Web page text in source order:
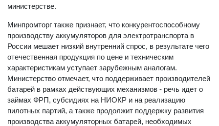
министерстве.
Минпромторг также признает, что конкурентоспособному
производству аккумуляторов для электротранспорта в
России мешает низкий внутренний спрос, в результате чего
отечественная продукция по цене и техническим
характеристикам уступает зарубежным аналогам.
Министерство отмечает, что поддерживает производителей
батарей в рамках действующих механизмов - речь идет о
займах ФРП, субсидиях на НИОКР и на реализацию
пилотных партий, а также продолжит поддержку развития
производства аккумуляторных батарей, необходимых